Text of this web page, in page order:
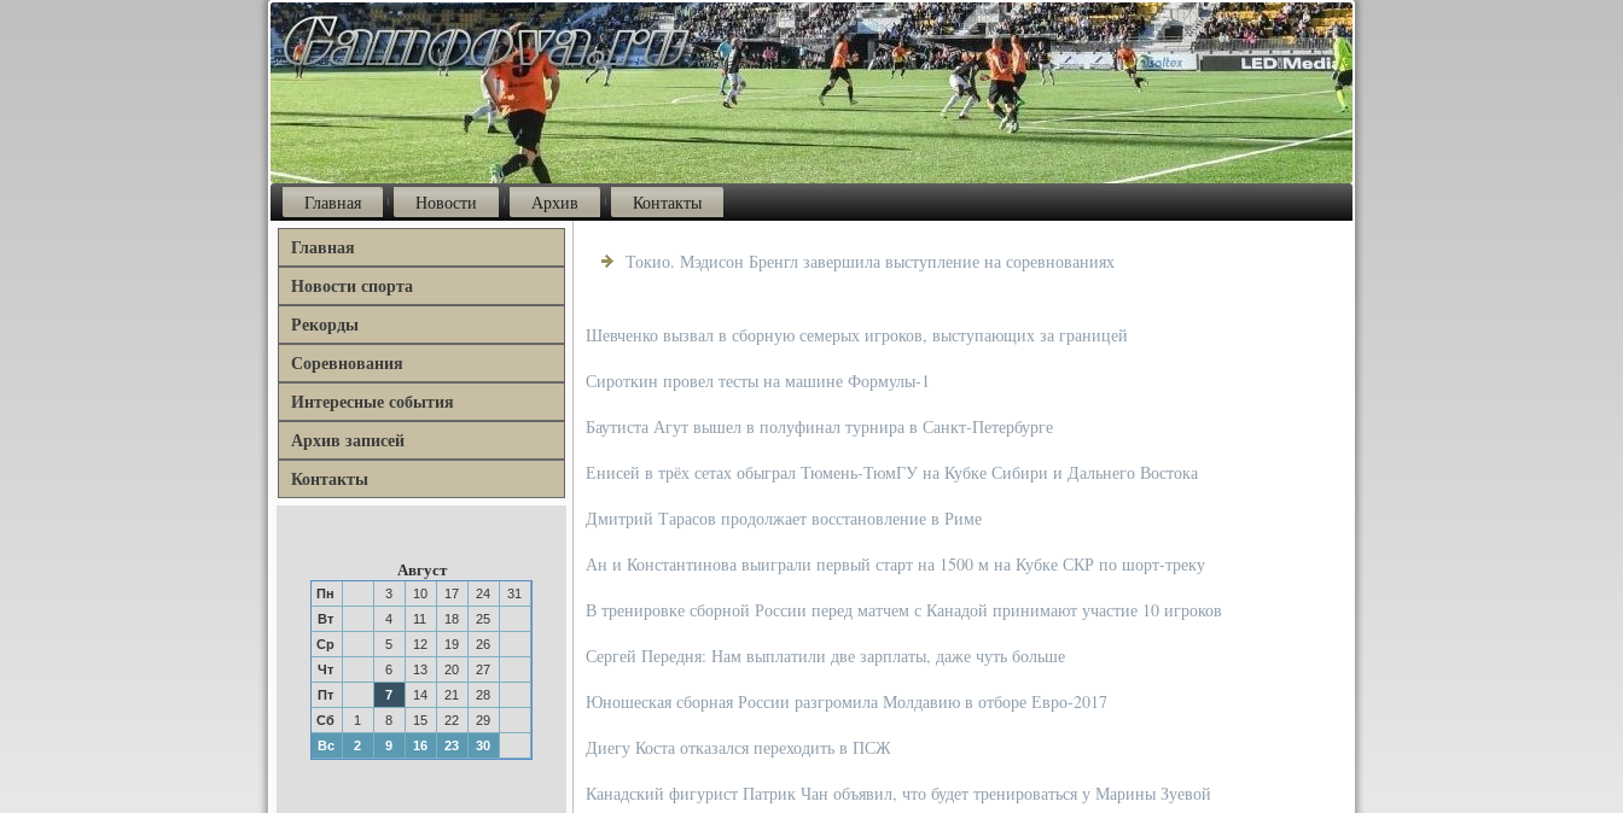
Главная Новости Архив Контакты
Главная
Новости спорта
Рекорды
Соревнования
Интересные события
Архив записей
Контакты
Август
Пн 3 10 17 24
31
Вт
4 11 18
25
Ср
5 12 19
26
Чт
6 13 20
27
Пт
7 14 21
28
Сб
1 8 15 22
29
Вс
2 9 16 23 30
Токио. Мэдисон Бренгл завершила выступление на соревнованиях
Шевченко вызвал в сборную семерых игроков, выступающих за границей
Сироткин провел тесты на машине Формулы-1
Баутиста Агут вышел в полуфинал турнира в Санкт-Петербурге
Енисей в трёх сетах обыграл Тюмень-ТюмГУ на Кубке Сибири и Дальнего Востока
Дмитрий Тарасов продолжает восстановление в Риме
Ан и Константинова выиграли первый старт на 1500 м на Кубке СКР по шорт-треку
В тренировке сборной России перед матчем с Канадой принимают участие 10 игроков
Сергей Передня: Нам выплатили две зарплаты, даже чуть больше
Юношеская сборная России разгромила Молдавию в отборе Евро-2017
Диегу Коста отказался переходить в ПСЖ
Канадский фигурист Патрик Чан объявил, что будет тренироваться у Марины Зуевой